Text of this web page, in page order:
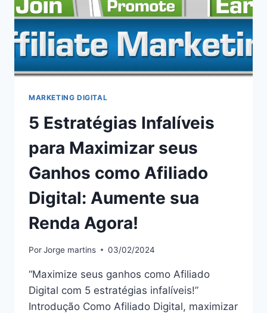
MARKETING DIGITAL
5 Estratégias Infalíveis
para Maximizar seus
Ganhos como Afiliado
Digital: Aumente sua
Renda Agora!
PorJorge martins 03/02/2024
“Maximize seus ganhos como Afiliado
Digital com 5 estratégias infalíveis!”
Introdução Como Afiliado Digital, maximizar